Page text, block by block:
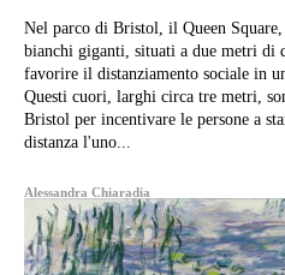
Nel parco di Bristol, il Queen
bianchi giganti, situati a due metri di
favorire il distanziamento sociale in
Questi cuori, larghi circa tre metri,
Bristol per incentivare le persone a
distanza l'uno...
Alessandra Chiaradia